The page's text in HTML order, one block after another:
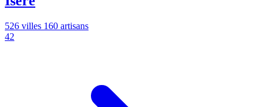
526 villes 160 artisans
42